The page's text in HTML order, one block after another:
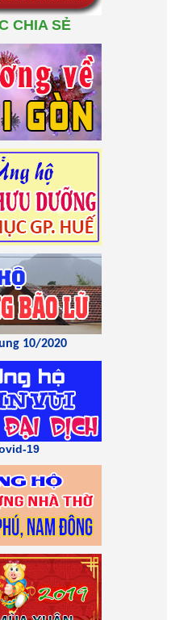
CHIA SẺ
10/2020
19